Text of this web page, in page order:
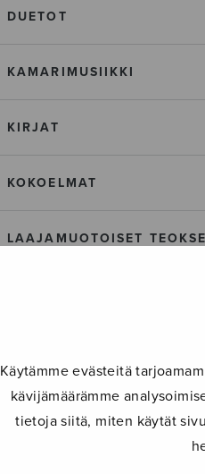
Käytämme evästeitä
kävijämäärämme
tietoja siitä, miten käytät
DUETOT
KAMARIMUSIIKKI
KIRJAT
KOKOELMAT
LAAJAMUOTOISET
MUUT